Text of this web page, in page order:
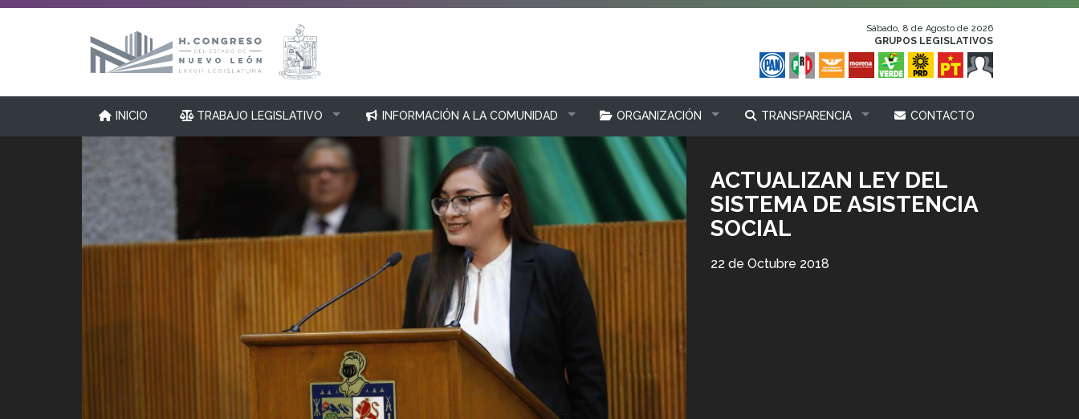
Sábado, 8 de Agosto de 2026
GRUPOS LEGISLATIVOS
INICIO TRABAJO LEGISLATIVO INFORMACIÓN A LA COMUNIDAD ORGANIZACIÓN TRANSPARENCIA CONTACTO
ACTUALIZAN LEY DEL
SISTEMA DE ASISTENCIA
SOCIAL
22 de Octubre 2018